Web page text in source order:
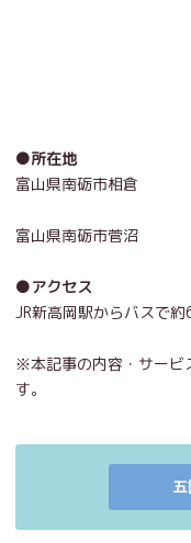
●所在地
富山県南砺市相倉
富山県南砺市菅沼
●アクセス
JR新高岡駅からバスで
※本記事の内容・サービ
す。